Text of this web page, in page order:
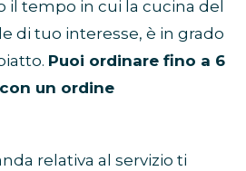
tempo in cui la cucina del
di tuo interesse, è in grado
Puoi ordinare fino a 6
un ordine
relativa al servizio ti